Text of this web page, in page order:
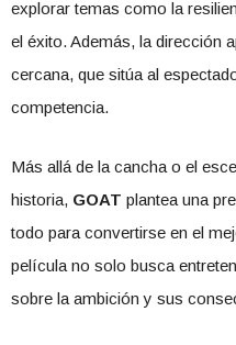
explorar temas como la
el éxito. Además, la dirección
cercana, que sitúa al
competencia.
Más allá de la cancha o el
historia, GOAT plantea una
todo para convertirse en el
película no solo busca
sobre la ambición y sus